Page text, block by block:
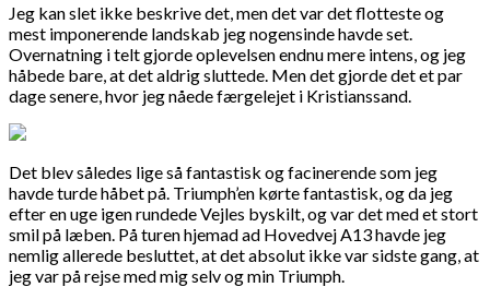
Jeg kan slet ikke beskrive det, men det var det flotteste og
mest imponerende landskab jeg nogensinde havde set.
Overnatning i telt gjorde oplevelsen endnu mere intens, og jeg
håbede bare, at det aldrig sluttede. Men det gjorde det et par
dage senere, hvor jeg nåede færgelejet i Kristianssand.
Det blev således lige så fantastisk og facinerende som jeg
havde turde håbet på. Triumph’en kørte fantastisk, og da jeg
efter en uge igen rundede Vejles byskilt, og var det med et stort
smil på læben. På turen hjemad ad Hovedvej A13 havde jeg
nemlig allerede besluttet, at det absolut ikke var sidste gang, at
jeg var på rejse med mig selv og min Triumph.